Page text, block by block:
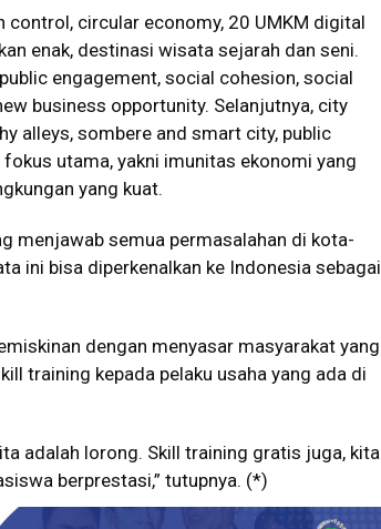
circular economy, 20 UMKM digital
enak, destinasi wisata sejarah dan seni.
engagement, social cohesion, social
business opportunity. Selanjutnya, city
alleys, sombere and smart city, public
utama, yakni imunitas ekonomi yang
yang kuat.
menjawab semua permasalahan di kota-
ini bisa diperkenalkan ke Indonesia sebagai
dengan menyasar masyarakat yang
training kepada pelaku usaha yang ada di
adalah lorong. Skill training gratis juga, kita
berprestasi,” tutupnya. (*)